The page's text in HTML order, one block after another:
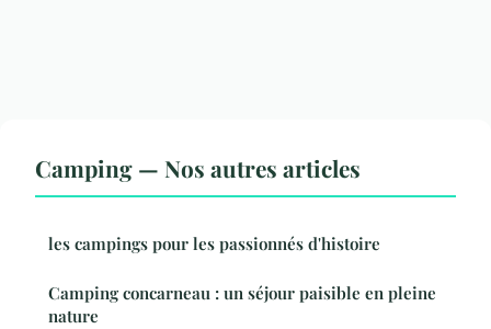
Camping — Nos autres articles
les campings pour les passionnés d'histoire
Camping concarneau : un séjour paisible en pleine
nature